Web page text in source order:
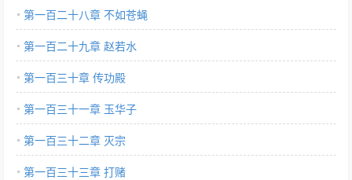
第一百二十八章 不如苍蝇
第一百二十九章 赵若水
第一百三十章 传功殿
第一百三十一章 玉华子
第一百三十二章 灭宗
第一百三十三章 打赌